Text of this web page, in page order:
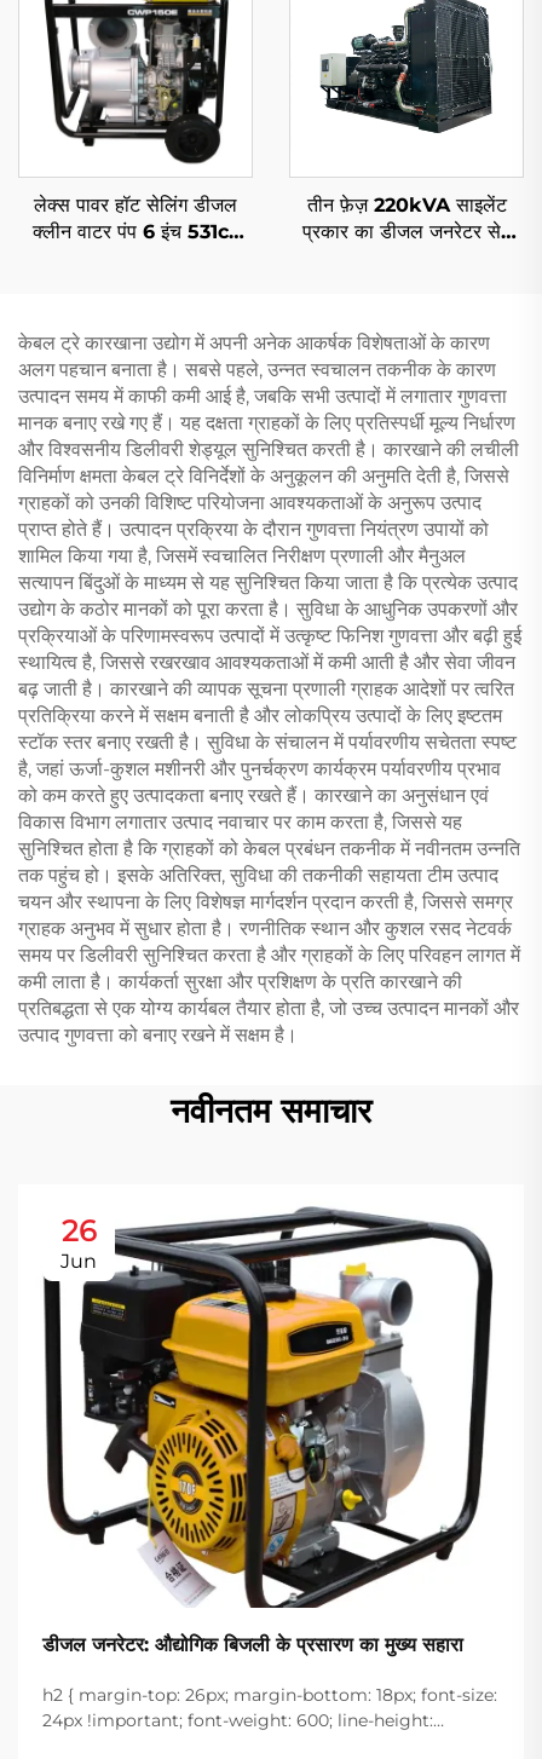
लेक्स पावर हॉट सेलिंग डीजल
क्लीन वाटर पंप 6 इंच 531cc
तीन फ़ेज़ 220kVA साइलेंट
प्रकार का डीजल जनरेटर सेट
केबल ट्रे कारखाना उद्योग में अपनी अनेक आकर्षक विशेषताओं के कारण
अलग पहचान बनाता है। सबसे पहले, उन्नत स्वचालन तकनीक के कारण
उत्पादन समय में काफी कमी आई है, जबकि सभी उत्पादों में लगातार गुणवत्ता
मानक बनाए रखे गए हैं। यह दक्षता ग्राहकों के लिए प्रतिस्पर्धी मूल्य निर्धारण
और विश्वसनीय डिलीवरी शेड्यूल सुनिश्चित करती है। कारखाने की लचीली
विनिर्माण क्षमता केबल ट्रे विनिर्देशों के अनुकूलन की अनुमति देती है, जिससे
ग्राहकों को उनकी विशिष्ट परियोजना आवश्यकताओं के अनुरूप उत्पाद
प्राप्त होते हैं। उत्पादन प्रक्रिया के दौरान गुणवत्ता नियंत्रण उपायों को
शामिल किया गया है, जिसमें स्वचालित निरीक्षण प्रणाली और मैनुअल
सत्यापन बिंदुओं के माध्यम से यह सुनिश्चित किया जाता है कि प्रत्येक उत्पाद
उद्योग के कठोर मानकों को पूरा करता है। सुविधा के आधुनिक उपकरणों और
प्रक्रियाओं के परिणामस्वरूप उत्पादों में उत्कृष्ट फिनिश गुणवत्ता और बढ़ी हुई
स्थायित्व है, जिससे रखरखाव आवश्यकताओं में कमी आती है और सेवा जीवन
बढ़ जाती है। कारखाने की व्यापक सूचना प्रणाली ग्राहक आदेशों पर त्वरित
प्रतिक्रिया करने में सक्षम बनाती है और लोकप्रिय उत्पादों के लिए इष्टतम
स्टॉक स्तर बनाए रखती है। सुविधा के संचालन में पर्यावरणीय सचेतता स्पष्ट
है, जहां ऊर्जा-कुशल मशीनरी और पुनर्चक्रण कार्यक्रम पर्यावरणीय प्रभाव
को कम करते हुए उत्पादकता बनाए रखते हैं। कारखाने का अनुसंधान एवं
विकास विभाग लगातार उत्पाद नवाचार पर काम करता है, जिससे यह
सुनिश्चित होता है कि ग्राहकों को केबल प्रबंधन तकनीक में नवीनतम उन्नति
तक पहुंच हो। इसके अतिरिक्त, सुविधा की तकनीकी सहायता टीम उत्पाद
चयन और स्थापना के लिए विशेषज्ञ मार्गदर्शन प्रदान करती है, जिससे समग्र
ग्राहक अनुभव में सुधार होता है। रणनीतिक स्थान और कुशल रसद नेटवर्क
समय पर डिलीवरी सुनिश्चित करता है और ग्राहकों के लिए परिवहन लागत में
कमी लाता है। कार्यकर्ता सुरक्षा और प्रशिक्षण के प्रति कारखाने की
प्रतिबद्धता से एक योग्य कार्यबल तैयार होता है, जो उच्च उत्पादन मानकों और
उत्पाद गुणवत्ता को बनाए रखने में सक्षम है।
नवीनतम समाचार
26
Jun
डीजल जनरेटर: औद्योगिक बिजली के प्रसारण का मुख्य सहारा
h2 { margin-top: 26px; margin-bottom: 18px; font-size:
24px !important; font-weight: 600; line-height: